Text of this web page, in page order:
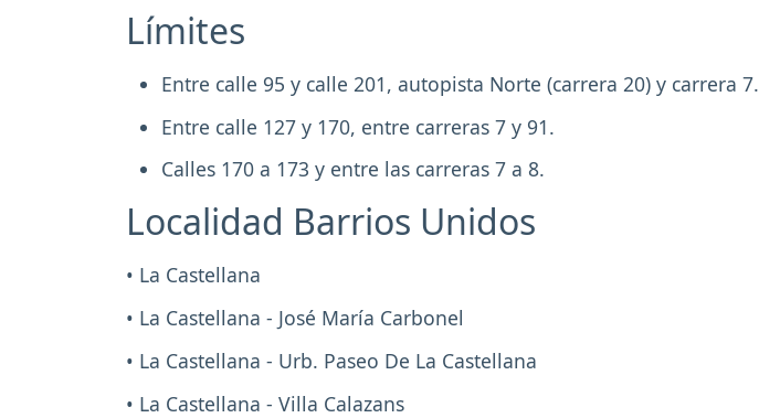
Límites
Entre calle 95 y calle 201, autopista Norte (carrera 20) y carrera 7.
Entre calle 127 y 170, entre carreras 7 y 91.
Calles 170 a 173 y entre las carreras 7 a 8.
Localidad Barrios Unidos
• La Castellana
• La Castellana - José María Carbonel
• La Castellana - Urb. Paseo De La Castellana
• La Castellana - Villa Calazans